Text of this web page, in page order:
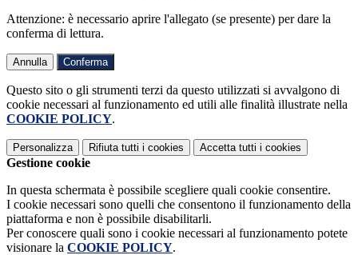
Attenzione: è necessario aprire l'allegato (se presente) per dare la
conferma di lettura.
Annulla Conferma
Questo sito o gli strumenti terzi da questo utilizzati si avvalgono di
cookie necessari al funzionamento ed utili alle finalità illustrate nella
COOKIE POLICY.
Personalizza Rifiuta tutti i cookies Accetta tutti i cookies
Gestione cookie
In questa schermata è possibile scegliere quali cookie consentire.
I cookie necessari sono quelli che consentono il funzionamento della
piattaforma e non è possibile disabilitarli.
Per conoscere quali sono i cookie necessari al funzionamento potete
visionare la COOKIE POLICY.